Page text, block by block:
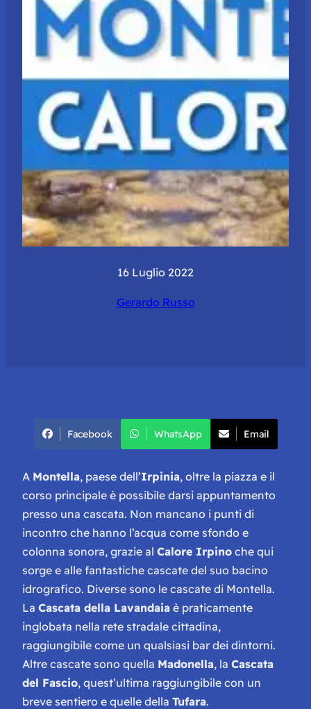
16 Luglio 2022
Gerardo Russo
Facebook WhatsApp Email
A Montella, paese dell’Irpinia, oltre la piazza e il
corso principale è possibile darsi appuntamento
presso una cascata. Non mancano i punti di
incontro che hanno l’acqua come sfondo e
colonna sonora, grazie al Calore Irpino che qui
sorge e alle fantastiche cascate del suo bacino
idrografico. Diverse sono le cascate di Montella.
La Cascata della Lavandaia è praticamente
inglobata nella rete stradale cittadina,
raggiungibile come un qualsiasi bar dei dintorni.
Altre cascate sono quella Madonella, la Cascata
del Fascio, quest’ultima raggiungibile con un
breve sentiero e quelle della Tufara.